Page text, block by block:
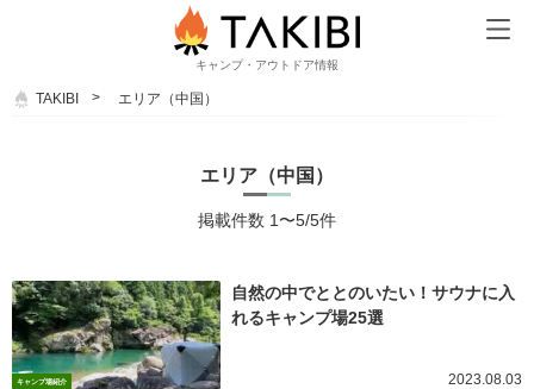
キャンプ・アウトドア情報
TAKIBI エリア（中国）
エリア（中国）
掲載件数 1〜5/5件
キャンプ場紹介
自然の中でととのいたい！サウナに入
れるキャンプ場25選
2023.08.03